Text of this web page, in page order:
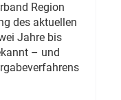
Region
des aktuellen
Jahre bis
– und